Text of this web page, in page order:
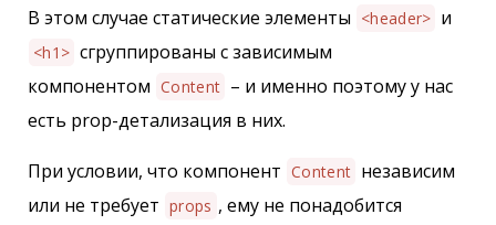
В этом случае статические элементы <header> и
<h1> сгруппированы с зависимым
компонентом Content – и именно поэтому у нас
есть prop-детализация в них.
При условии, что компонент Content независим
или не требует props , ему не понадобится